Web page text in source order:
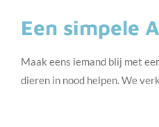
Een simpele
Maak eens iemand blij met
dieren in nood helpen.We